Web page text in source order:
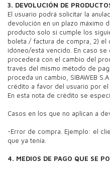
3. DEVOLUCIÓN DE
El usuario podrá solicitar la
devolución en un plazo máximo
producto solo si cumple los
boleta / factura de compra, 2)
idóneo/está vencido. En caso
procederá con el cambio del
través del mismo método de
proceda un cambio, SIBAWEB
crédito a favor del usuario por
En esta nota de crédito se
Casos en los que no aplican a
-Error de compra. Ejemplo: el
que ya tenía.
4. MEDIOS DE PAGO QUE SE